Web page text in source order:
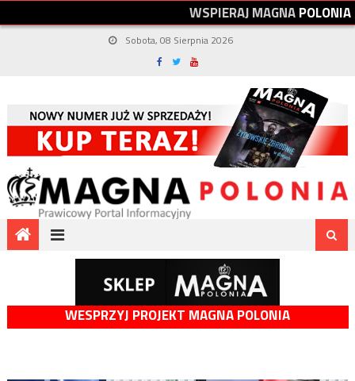
WSPIERAJMAGNAPOLONIA
Sobota, 08 Sierpnia 2026
WESPRZYJ PROJEKT MAGNA POLONIA